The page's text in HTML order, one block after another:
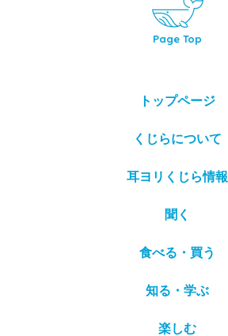
Page Top
トップページ
くじらについて
耳ヨリくじら情報
聞く
食べる・買う
知る・学ぶ
楽しむ